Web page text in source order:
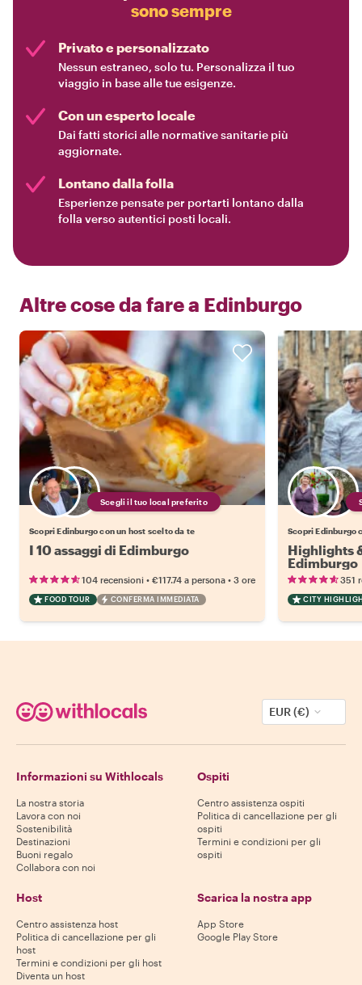
sono sempre
Privato e personalizzato
Nessun estraneo, solo tu. Personalizza il tuo
viaggio in base alle tue esigenze.
Con un esperto locale
Dai fatti storici alle normative sanitarie più
aggiornate.
Lontano dalla folla
Esperienze pensate per portarti lontano dalla
folla verso autentici posti locali.
Altre cose da fare a Edinburgo
Scegli il tuo local preferito
Scopri Edinburgo con un host scelto da te
I 10 assaggi di Edimburgo
104 recensioni • €117.74 a persona • 3 ore
FOOD TOUR CONFERMA IMMEDIATA
Scopri Edinburgo
Highlights
Edimburgo
351
CITY
EUR (€)
Informazioni su Withlocals
La nostra storia
Lavora con noi
Sostenibilità
Destinazioni
Buoni regalo
Collabora con noi
Ospiti
Centro assistenza ospiti
Politica di cancellazione per gli
ospiti
Termini e condizioni per gli
ospiti
Host
Centro assistenza host
Politica di cancellazione per gli
host
Termini e condizioni per gli host
Diventa un host
Scarica la nostra app
App Store
Google Play Store